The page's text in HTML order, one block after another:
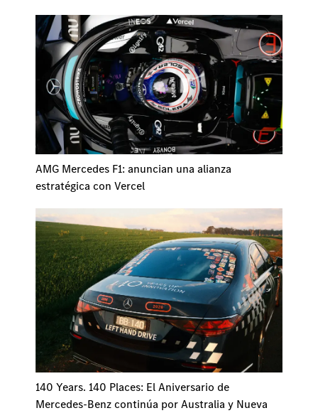
AMG Mercedes F1: anuncian una alianza
estratégica con Vercel
140 Years. 140 Places: El Aniversario de
Mercedes-Benz continúa por Australia y Nueva